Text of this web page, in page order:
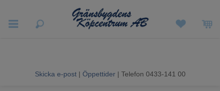
Vitvaror
Skicka e-post | Öppettider| Telefon 0433-141 00